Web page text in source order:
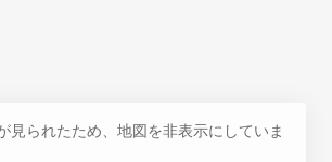
見られたため、地図を非表示にしていま